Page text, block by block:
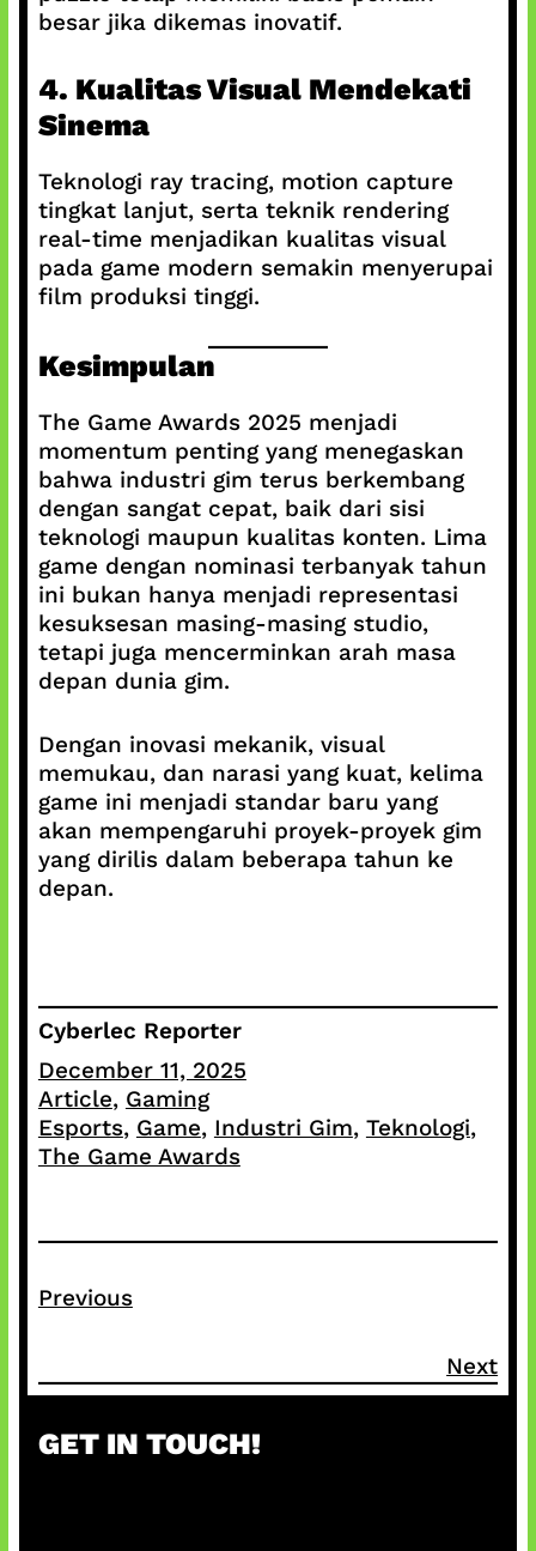
besar jika dikemas inovatif.
4. Kualitas Visual Mendekati
Sinema
Teknologi ray tracing, motion capture
tingkat lanjut, serta teknik rendering
real-time menjadikan kualitas visual
pada game modern semakin menyerupai
film produksi tinggi.
Kesimpulan
The Game Awards 2025 menjadi
momentum penting yang menegaskan
bahwa industri gim terus berkembang
dengan sangat cepat, baik dari sisi
teknologi maupun kualitas konten. Lima
game dengan nominasi terbanyak tahun
ini bukan hanya menjadi representasi
kesuksesan masing-masing studio,
tetapi juga mencerminkan arah masa
depan dunia gim.
Dengan inovasi mekanik, visual
memukau, dan narasi yang kuat, kelima
game ini menjadi standar baru yang
akan mempengaruhi proyek-proyek gim
yang dirilis dalam beberapa tahun ke
depan.
Cyberlec Reporter
December 11, 2025
Article, Gaming
Esports, Game, Industri Gim, Teknologi ,
The Game Awards
Previous
Next
GET IN TOUCH!